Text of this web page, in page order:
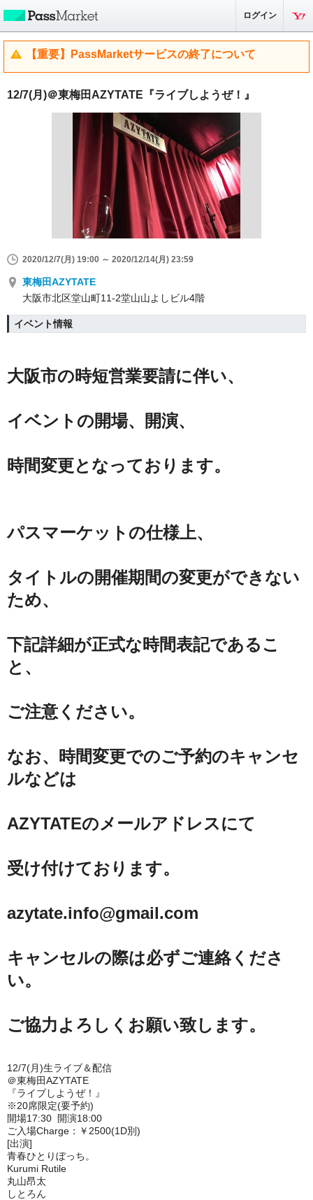
ログイン
【重要】PassMarketサービスの終了について
12/7(月)＠東梅田AZYTATE『ライブしようぜ！』
2020/12/7(月) 19:00 ～ 2020/12/14(月) 23:59
東梅田AZYTATE
大阪市北区堂山町11-2堂山山よしビル4階
イベント情報
大阪市の時短営業要請に伴い、
イベントの開場、開演、
時間変更となっております。
パスマーケットの仕様上、
タイトルの開催期間の変更ができない
ため、
下記詳細が正式な時間表記であるこ
と、
ご注意ください。
なお、時間変更でのご予約のキャンセ
ルなどは
AZYTATEのメールアドレスにて
受け付けております。
azytate.info@gmail.com
キャンセルの際は必ずご連絡くださ
い。
ご協力よろしくお願い致します。
12/7(月)生ライブ＆配信
＠東梅田AZYTATE
『ライブしようぜ！』
※20席限定(要予約)
開場17:30 開演18:00
ご入場Charge：￥2500(1D別)
[出演]
青春ひとりぼっち。
Kurumi Rutile
丸山昂太
しとろん